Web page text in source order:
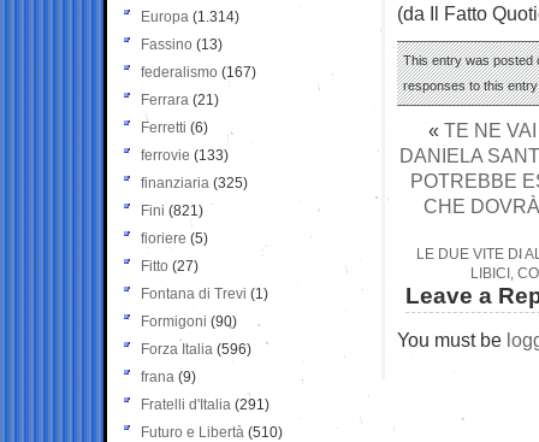
(da Il Fatto
This entry was posted
responses to this
« TE NE
DANIELA
POTREBBE
CHE
LE DUE VITE DI
LIBICI,
Leave a
You must be
Europa (1.314)
Fassino (13)
federalismo (167)
Ferrara (21)
Ferretti (6)
ferrovie (133)
finanziaria (325)
Fini (821)
fioriere (5)
Fitto (27)
Fontana di Trevi (1)
Formigoni (90)
Forza Italia (596)
frana (9)
Fratelli d'Italia (291)
Futuro e Libertà (510)